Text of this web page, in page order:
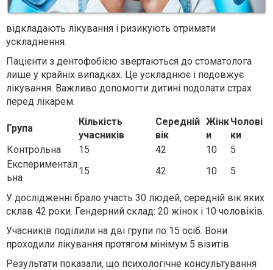
відкладають лікування і ризикують отримати
ускладнення.
Пацієнти з дентофобією звертаються до стоматолога
лише у крайніх випадках. Це ускладнює і подовжує
лікування. Важливо допомогти дитині подолати страх
перед лікарем.
Група
Кількість
учасників
Середній
вік
Жінк
и
Чолові
ки
Контрольна
15 42 10
5
Експериментал
ьна
15 42 10 5
У дослідженні брало участь 30 людей, середній вік яких
склав 42 роки. Гендерний склад: 20 жінок і 10 чоловіків.
Учасників поділили на дві групи по 15 осіб. Вони
проходили лікування протягом мінімум 5 візитів.
Результати показали, що психологічне консультування